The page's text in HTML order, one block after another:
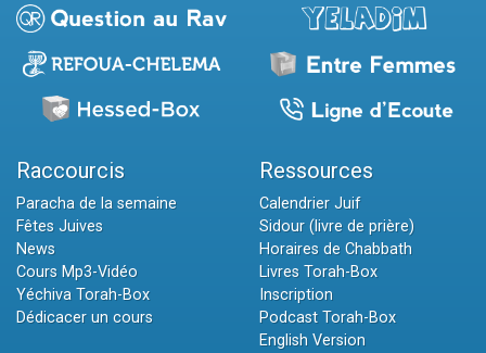
Raccourcis
Paracha de la semaine
Fêtes Juives
News
Cours Mp3-Vidéo
Yéchiva Torah-Box
Dédicacer un cours
Ressources
Calendrier Juif
Sidour (livre de prière)
Horaires de Chabbath
Livres Torah-Box
Inscription
Podcast Torah-Box
English Version